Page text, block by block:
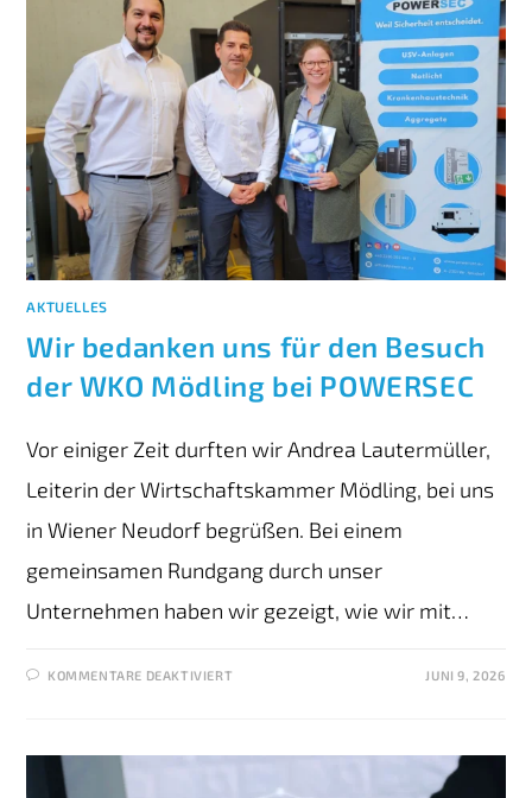
AKTUELLES
Wir bedanken uns für den Besuch
der WKO Mödling bei POWERSEC
Vor einiger Zeit durften wir Andrea Lautermüller,
Leiterin der Wirtschaftskammer Mödling, bei uns
in Wiener Neudorf begrüßen. Bei einem
gemeinsamen Rundgang durch unser
Unternehmen haben wir gezeigt, wie wir mit…
KOMMENTARE DEAKTIVIERT JUNI 9, 2026